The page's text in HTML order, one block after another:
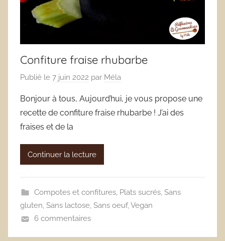
Confiture fraise rhubarbe
Publié le 7 juin 2022 par Méla
Bonjour à tous, Aujourd’hui, je vous propose une
recette de confiture fraise rhubarbe ! J’ai des
fraises et de la
Continuer la lecture
Compotes et confitures, Plats sucrés, Sans
gluten, Sans lactose, Sans oeuf,Vegan
6 commentaires